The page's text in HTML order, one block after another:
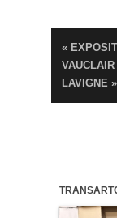
«
VAUCLAIR
LAVIGNE »